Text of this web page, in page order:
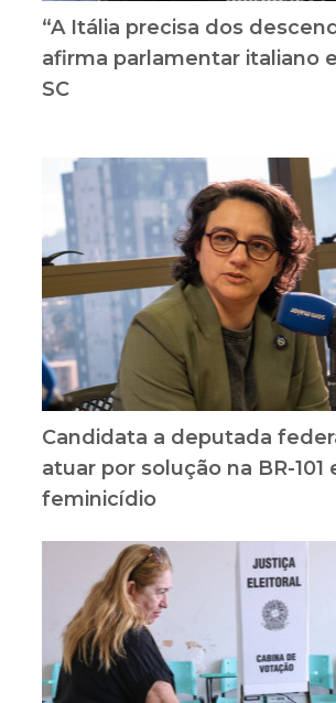
“A Itália precisa dos
afirma parlamentar italiano
SC
Candidata a deputada
atuar por solução na BR-101
feminicídio